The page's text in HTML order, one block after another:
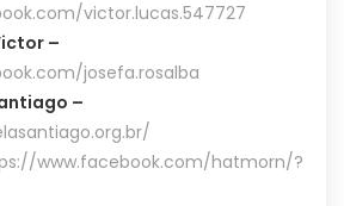
victor.lucas.547727
–
josefa.rosalba
–
www.facebook.com/hatmorn/?